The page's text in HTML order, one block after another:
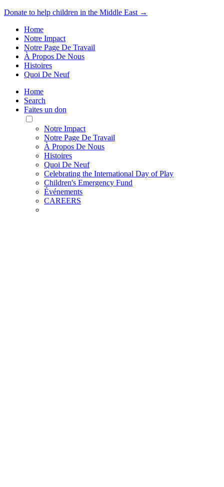
Donate to help children in the Middle East →
Home
Notre Impact
Notre Page De Travail
À Propos De Nous
Histoires
Quoi De Neuf
Home
Search
Faites un don
Toggle
Mobile
Menu
Notre Impact
Notre Page De Travail
À Propos De Nous
Histoires
Quoi De Neuf
Celebrating the International Day of Play
Children's Emergency Fund
Événements
CAREERS